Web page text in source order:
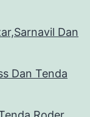
Dan
Dan Tenda